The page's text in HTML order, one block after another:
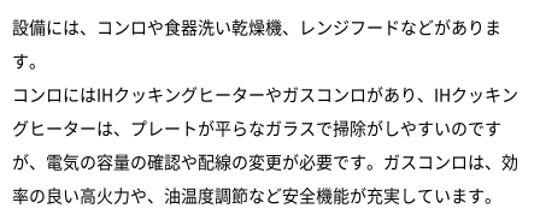
設備には、コンロや食器洗い乾燥機、レンジフードなどがありま
す。
コンロにはIHクッキングヒーターやガスコンロがあり、IHクッキン
グヒーターは、プレートが平らなガラスで掃除がしやすいのです
が、電気の容量の確認や配線の変更が必要です。ガスコンロは、効
率の良い高火力や、油温度調節など安全機能が充実しています。